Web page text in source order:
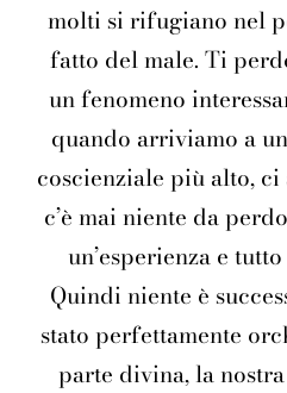
molti si rifugiano nel
fatto del male. Ti
un fenomeno
quando arriviamo a
coscienziale più alto,
c’è mai niente da
un’esperienza e
Quindi niente è
stato perfettamente
parte divina, la